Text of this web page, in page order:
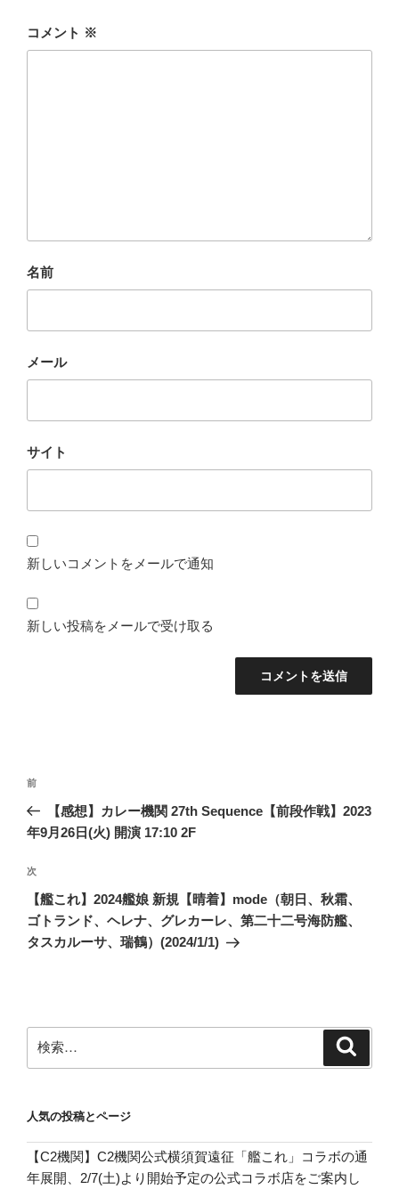
コメント ※
名前
メール
サイト
新しいコメントをメールで通知
新しい投稿をメールで受け取る
投
ナ
ゲ
ー
シ
ョ
前
の
投
前
【感想】カレー機関 27th Sequence【前段作戦】2023
年9月26日(火) 開演 17:10 2F
次
の
投
稿
次
【艦これ】2024艦娘 新規【晴着】mode（朝日、秋霜、
ゴトランド、ヘレナ、グレカーレ、第二十二号海防艦、
タスカルーサ、瑞鶴）(2024/1/1)
索:
人気の投稿とページ
【C2機関】C2機関公式横須賀遠征「艦これ」コラボの通
年展開、2/7(土)より開始予定の公式コラボ店をご案内し